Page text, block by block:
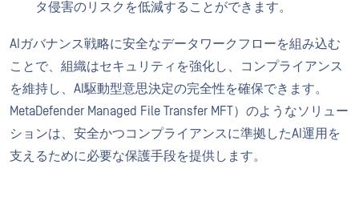
タ侵害のリスクを低減することができます。
AIガバナンス戦略に安全なデータワークフローを組み込む
ことで、組織はセキュリティを強化し、コンプライアンス
を維持し、AI駆動型意思決定の完全性を確保できます。
MetaDefender Managed File Transfer MFT）のようなソリュー
ションは、安全かつコンプライアンスに準拠したAI運用を
支えるために必要な保護手段を提供します。